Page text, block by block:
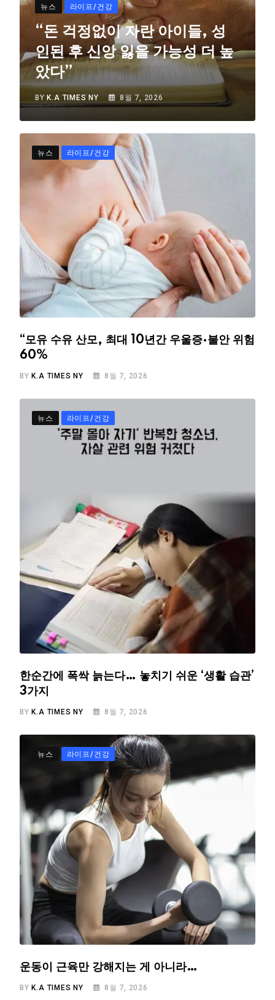
뉴스 라이프/건강
“돈 걱정없이 자란 아이들, 성
인된 후 신앙 잃을 가능성 더 높
았다”
BY K.A TIMES NY 8월 7, 2026
뉴스 라이프/건강
“모유 수유 산모, 최대 10년간 우울증·불안 위험
60%
BY K.A TIMES NY 8월 7, 2026
뉴스 라이프/건강
한순간에 폭싹 늙는다… 놓치기 쉬운 ‘생활 습관’
3가지
BY K.A TIMES NY 8월 7, 2026
뉴스 라이프/건강
운동이 근육만 강해지는 게 아니라…
BY K.A TIMES NY 8월 7, 2026